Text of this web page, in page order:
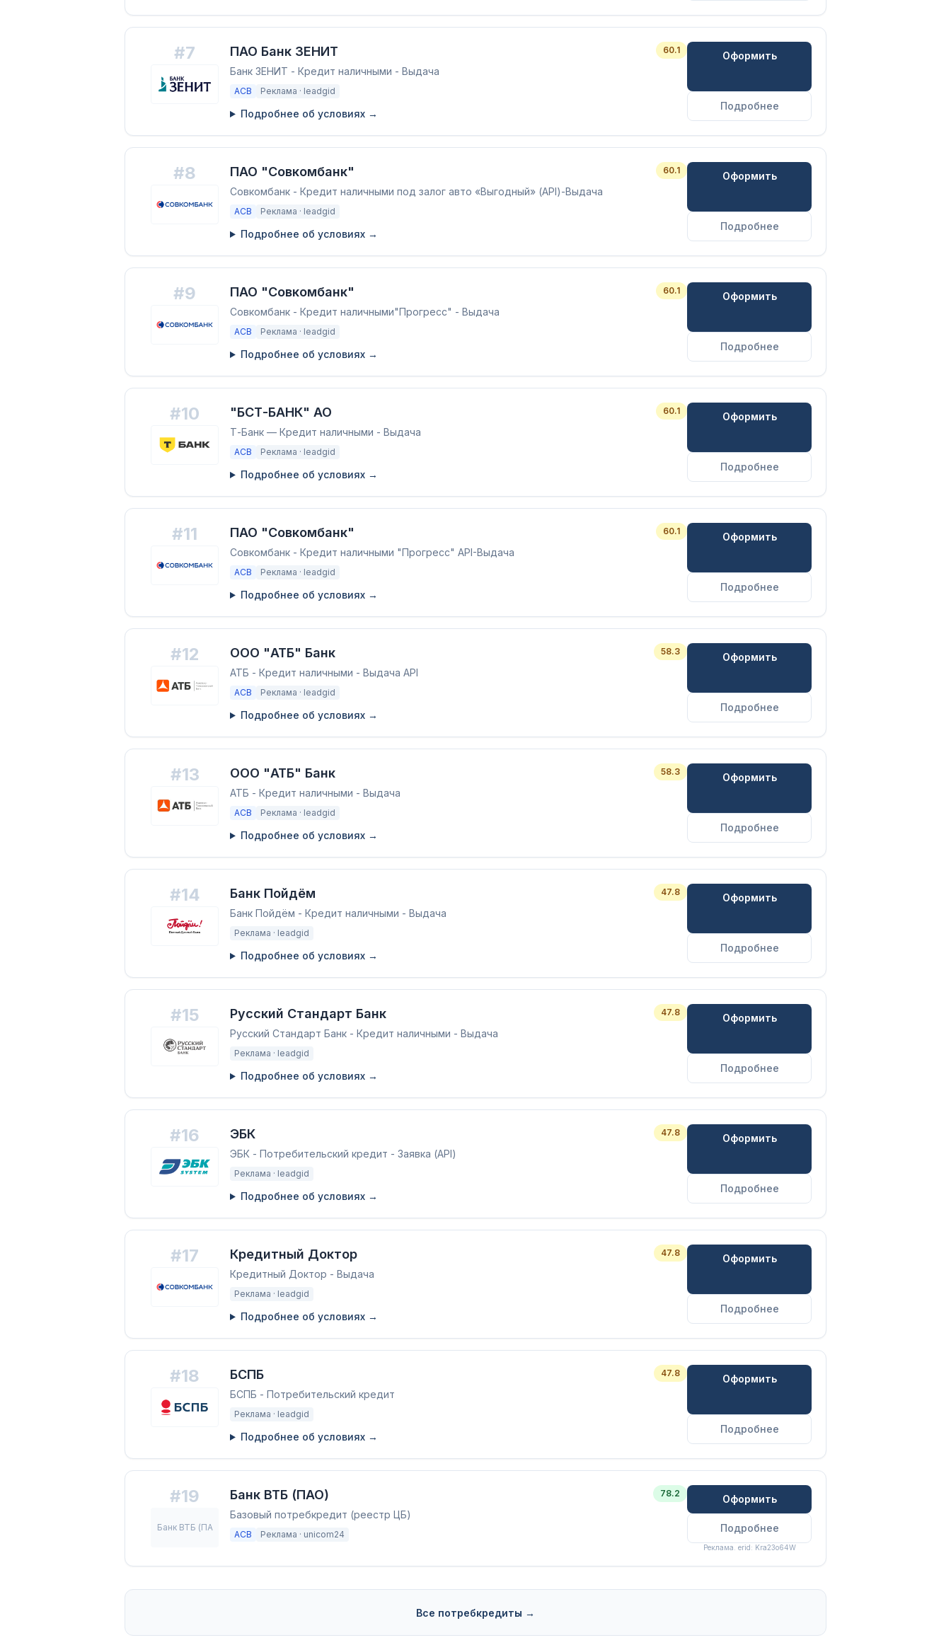
#7 ПАО Банк ЗЕНИТ 60.1
Банк ЗЕНИТ - Кредит наличными - Выдача
АСВ Реклама · leadgid
Подробнее об условиях →
Оформить
Подробнее
#8 ПАО "Совкомбанк" 60.1
Совкомбанк - Кредит наличными под залог авто «Выгодный» (API)-Выдача
АСВ Реклама · leadgid
Подробнее об условиях →
Оформить
Подробнее
#9 ПАО "Совкомбанк" 60.1
Совкомбанк - Кредит наличными"Прогресс" - Выдача
АСВ Реклама · leadgid
Подробнее об условиях →
Оформить
Подробнее
#10 "БСТ-БАНК" АО 60.1
Т-Банк — Кредит наличными - Выдача
АСВ Реклама · leadgid
Подробнее об условиях →
Оформить
Подробнее
#11 ПАО "Совкомбанк" 60.1
Совкомбанк - Кредит наличными "Прогресс" API-Выдача
АСВ Реклама · leadgid
Подробнее об условиях →
Оформить
Подробнее
#12 ООО "АТБ" Банк 58.3
АТБ - Кредит наличными - Выдача API
АСВ Реклама · leadgid
Подробнее об условиях →
Оформить
Подробнее
#13 ООО "АТБ" Банк 58.3
АТБ - Кредит наличными - Выдача
АСВ Реклама · leadgid
Подробнее об условиях →
Оформить
Подробнее
#14 Банк Пойдём 47.8
Банк Пойдём - Кредит наличными - Выдача
Реклама · leadgid
Подробнее об условиях →
Оформить
Подробнее
#15 Русский Стандарт Банк 47.8
Русский Стандарт Банк - Кредит наличными - Выдача
Реклама · leadgid
Подробнее об условиях →
Оформить
Подробнее
#16 ЭБК 47.8
ЭБК - Потребительский кредит - Заявка (API)
Реклама · leadgid
Подробнее об условиях →
Оформить
Подробнее
#17 Кредитный Доктор 47.8
Кредитный Доктор - Выдача
Реклама · leadgid
Подробнее об условиях →
Оформить
Подробнее
#18 БСПБ 47.8
БСПБ - Потребительский кредит
Реклама · leadgid
Подробнее об условиях →
Оформить
Подробнее
#19
Банк ВТБ (ПА
Банк ВТБ (ПАО) 78.2
Базовый потребкредит (реестр ЦБ)
АСВ Реклама · unicom24
Оформить
Подробнее
Реклама. erid: Kra23o64W
Все потребкредиты →